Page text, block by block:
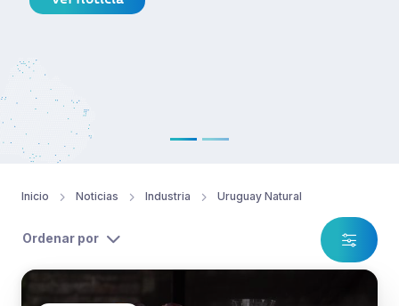
Inicio Noticias Industria Uruguay Natural
Ordenar por